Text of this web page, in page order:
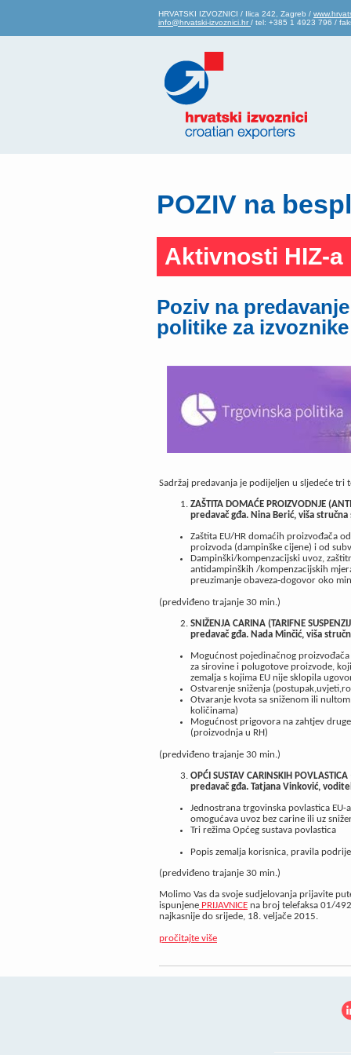
HRVATSKI IZVOZNICI / Ilica 242, Zagreb /
info@hrvatski-izvoznici.hr / tel: +385 1 4923 796 /
POZIV na
Aktivnosti HIZ-a
Poziv na
politike za izvoznike
Sadržaj predavanja je podijeljen u sljedeće tri
ZAŠTITA DOMAĆE PROIZVODNJE
predavač gđa. Nina Berić, viša
Zaštita EU/HR domaćih proizvođača
proizvoda (dampinške cijene) i od
Dampinški/kompenzacijski uvoz,
antidampinških /kompenzacijskih
preuzimanje obaveza-dogovor oko
(predviđeno trajanje 30 min.)
SNIŽENJA CARINA (TARIFNE
predavač gđa. Nada Minčić, viša
Mogućnost pojedinačnog
za sirovine i polugotove proizvode,
zemalja s kojima EU nije sklopila
Ostvarenje sniženja
Otvaranje kvota sa sniženom ili
količinama)
Mogućnost prigovora na zahtjev
(proizvodnja u RH)
(predviđeno trajanje 30 min.)
OPĆI SUSTAV CARINSKIH POVLASTICA
predavač gđa. Tatjana Vinković,
Jednostrana trgovinska povlastica
omogućava uvoz bez carine ili uz
Tri režima Općeg sustava povlastica
Popis zemalja korisnica, pravila
(predviđeno trajanje 30 min.)
Molimo Vas da svoje sudjelovanja prijavite
ispunjene PRIJAVNICE na broj telefaksa 01/
najkasnije do srijede, 18. veljače 2015.
pročitajte više